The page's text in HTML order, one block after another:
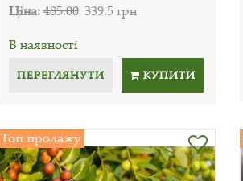
Ціна:485.00 339.5 грн
В наявності
ПЕРЕГЛЯНУТИ КУПИТИ
Топ продажу